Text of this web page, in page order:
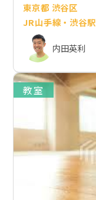
東京都 渋谷区
JR山手線・渋谷駅
内田英利
教室